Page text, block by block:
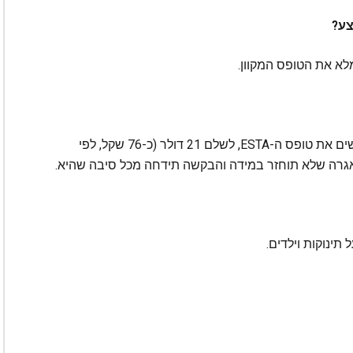
נכון להיום, ארצות הברית דורשת מהנוסעים המגישים את טופס ה-ESTA, לשלם 21 דולר (כ-76 שקל, לפי
שלא תוחזר במידה והבקשה תידחה מכל סיבה שהיא.